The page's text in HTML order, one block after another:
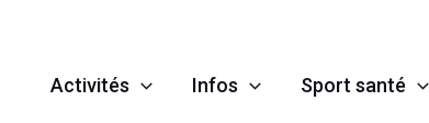
Activités Infos Sport santé